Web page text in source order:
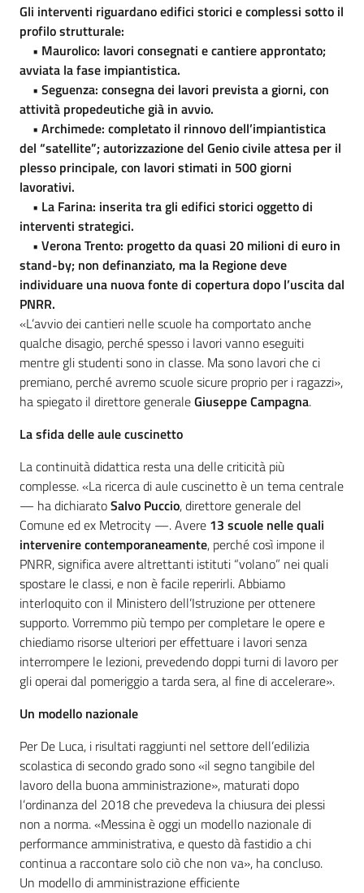
Gli interventi riguardano edifici storici e complessi sotto il
profilo strutturale:
• Maurolico: lavori consegnati e cantiere approntato;
avviata la fase impiantistica.
• Seguenza: consegna dei lavori prevista a giorni, con
attività propedeutiche già in avvio.
• Archimede: completato il rinnovo dell’impiantistica
del “satellite”; autorizzazione del Genio civile attesa per il
plesso principale, con lavori stimati in 500 giorni
lavorativi.
• La Farina: inserita tra gli edifici storici oggetto di
interventi strategici.
• Verona Trento: progetto da quasi 20 milioni di euro in
stand-by; non definanziato, ma la Regione deve
individuare una nuova fonte di copertura dopo l’uscita dal
PNRR.
«L’avvio dei cantieri nelle scuole ha comportato anche
qualche disagio, perché spesso i lavori vanno eseguiti
mentre gli studenti sono in classe. Ma sono lavori che ci
premiano, perché avremo scuole sicure proprio per i ragazzi»,
ha spiegato il direttore generaleGiuseppe Campagna.
La sfida delle aule cuscinetto
La continuità didattica resta una delle criticità più
complesse. «La ricerca di aule cuscinetto è un tema centrale
— ha dichiaratoSalvo Puccio, direttore generale del
Comune ed ex Metrocity —. Avere 13 scuole nelle quali
intervenire contemporaneamente, perché così impone il
PNRR, significa avere altrettanti istituti “volano” nei quali
spostare le classi, e non è facile reperirli. Abbiamo
interloquito con il Ministero dell’Istruzione per ottenere
supporto. Vorremmo più tempo per completare le opere e
chiediamo risorse ulteriori per effettuare i lavori senza
interrompere le lezioni, prevedendo doppi turni di lavoro per
gli operai dal pomeriggio a tarda sera, al fine di accelerare».
Un modello nazionale
Per De Luca, i risultati raggiunti nel settore dell’edilizia
scolastica di secondo grado sono «il segno tangibile del
lavoro della buona amministrazione», maturati dopo
l’ordinanza del 2018 che prevedeva la chiusura dei plessi
non a norma. «Messina è oggi un modello nazionale di
performance amministrativa, e questo dà fastidio a chi
continua a raccontare solo ciò che non va», ha concluso.
Un modello di amministrazione efficiente